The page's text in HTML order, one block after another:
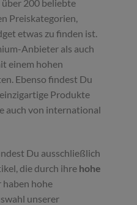
200 beliebte
Preiskategorien,
etwas zu finden ist.
Anbieter als auch
einem hohen
Ebenso findest Du
Produkte
auch von international
Du ausschließlich
die durch ihre hohe
haben hohe
unserer